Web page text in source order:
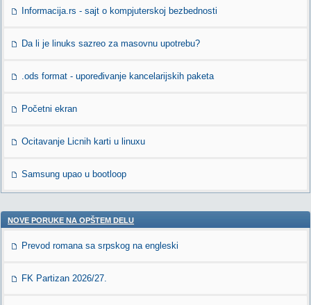
Informacija.rs - sajt o kompjuterskoj bezbednosti
Da li je linuks sazreo za masovnu upotrebu?
.ods format - upoređivanje kancelarijskih paketa
Početni ekran
Ocitavanje Licnih karti u linuxu
Samsung upao u bootloop
NOVE PORUKE NA OPŠTEM DELU
Prevod romana sa srpskog na engleski
FK Partizan 2026/27.